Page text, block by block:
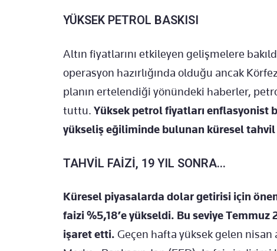
YÜKSEK PETROL BASKISI
Altın fiyatlarını etkileyen gelişmelere
operasyon hazırlığında olduğu ancak
planın ertelendiği yönündeki haberler,
tuttu. Yüksek petrol fiyatları enflasyonist
yükseliş eğiliminde bulunan küresel tahvil
TAHVİL FAİZİ, 19 YIL SONRA…
Küresel piyasalarda dolar getirisi için
faizi %5,18’e yükseldi. Bu seviye
işaret etti. Geçen hafta yüksek gelen nisan